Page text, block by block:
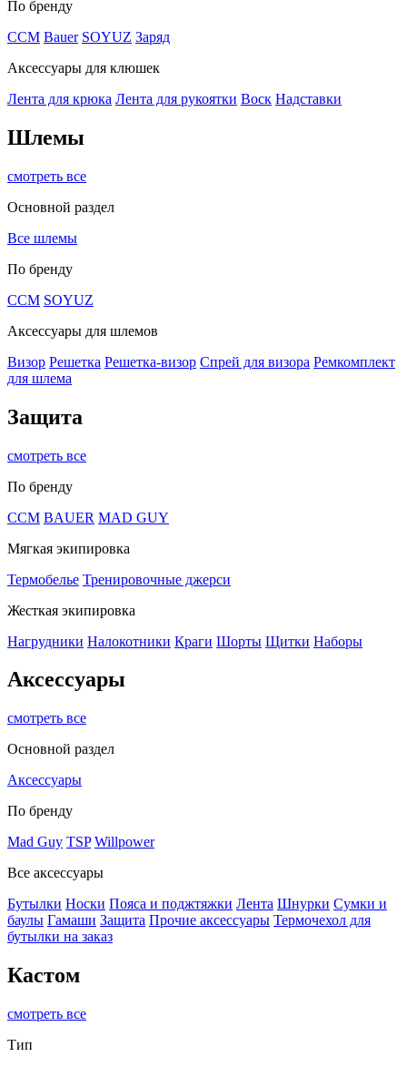
По бренду
CCM Bauer SOYUZ Заряд
Аксессуары для клюшек
Лента для крюка Лента для рукоятки Воск Надставки
Шлемы
смотреть все
Основной раздел
Все шлемы
По бренду
CCM SOYUZ
Аксессуары для шлемов
Визор Решетка Решетка-визор Спрей для визора Ремкомплект
для шлема
Защита
смотреть все
По бренду
CCM BAUER MAD GUY
Мягкая экипировка
Термобелье Тренировочные джерси
Жесткая экипировка
Нагрудники Налокотники Краги Шорты Щитки Наборы
Аксессуары
смотреть все
Основной раздел
Аксессуары
По бренду
Mad Guy TSP Willpower
Все аксессуары
Бутылки Носки Пояса и поджтяжки Лента Шнурки Сумки и
баулы Гамаши Защита Прочие аксессуары Термочехол для
бутылки на заказ
Кастом
смотреть все
Тип